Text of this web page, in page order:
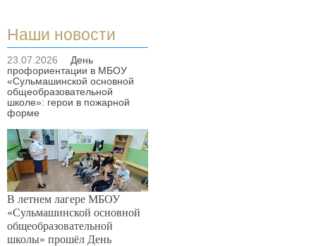
Наши новости
23.07.2026
День
профориентации в МБОУ
«Сульмашинской основной
общеобразовательной
школе»: герои в пожарной
форме
В летнем лагере МБОУ
«Сульмашинской основной
общеобразовательной
школы» прошёл День